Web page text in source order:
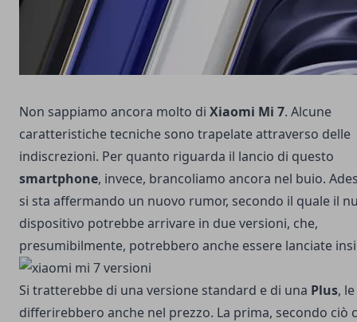
Non sappiamo ancora molto di Xiaomi Mi 7. Alcune
caratteristiche tecniche sono trapelate attraverso delle
indiscrezioni. Per quanto riguarda il lancio di questo
smartphone, invece, brancoliamo ancora nel buio.
si sta affermando un nuovo rumor, secondo il quale il
dispositivo potrebbe arrivare in due versioni, che,
presumibilmente, potrebbero anche essere lanciate
Si tratterebbe di una versione standard e di una Plus,
differirebbero anche nel prezzo. La prima, secondo ciò